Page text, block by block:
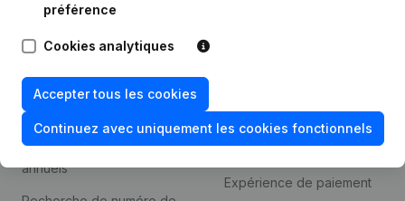
préférence
Cookies analytiques
Accepter tous les cookies
Continuez avec uniquement les cookies fonctionnels
Compliance et prévention
de la fraude
Consulter des comptes
annuels
Intégrations
personnalisées
Expérience de paiement